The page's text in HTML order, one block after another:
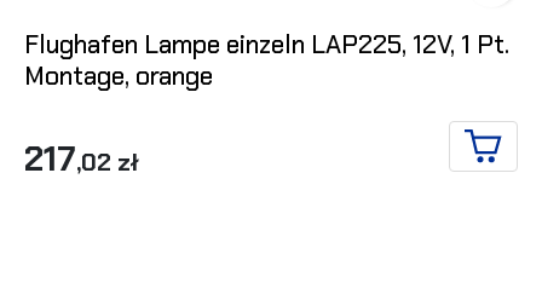
Flughafen Lampe einzeln LAP225, 12V, 1 Pt.
Montage, orange
217,02 zł IN